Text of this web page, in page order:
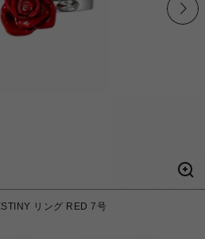
リング RED 7号